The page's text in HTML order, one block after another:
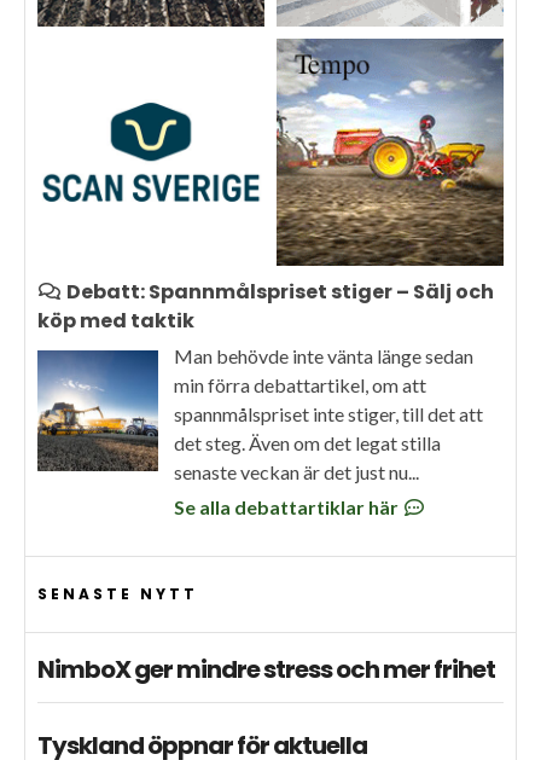
Debatt: Spannmålspriset stiger – Sälj och
köp med taktik
Man behövde inte vänta länge sedan
min förra debattartikel, om att
spannmålspriset inte stiger, till det att
det steg. Även om det legat stilla
senaste veckan är det just nu...
Se alla debattartiklar här
SENASTE NYTT
NimboX ger mindre stress och mer frihet
Tyskland öppnar för aktuella